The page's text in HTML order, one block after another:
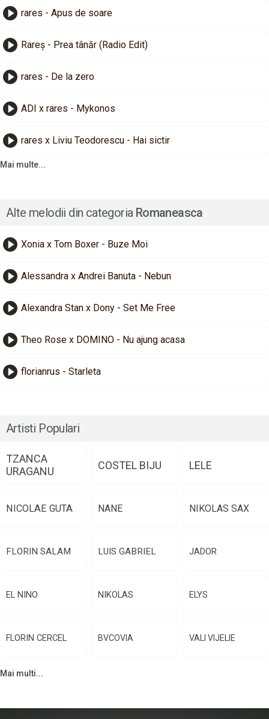
rares - Apus de soare
Rareș - Prea tânăr (Radio Edit)
rares - De la zero
ADI x rares - Mykonos
rares x Liviu Teodorescu - Hai sictir
Mai multe...
Alte melodii din categoria Romaneasca
Xonia x Tom Boxer - Buze Moi
Alessandra x Andrei Banuta - Nebun
Alexandra Stan x Dony - Set Me Free
Theo Rose x DOMINO - Nu ajung acasa
florianrus - Starleta
Artisti Populari
TZANCA
URAGANU
COSTEL BIJU LELE
NICOLAE GUTA NANE NIKOLAS SAX
FLORIN SALAM LUIS GABRIEL JADOR
EL NINO NIKOLAS ELYS
FLORIN CERCEL BVCOVIA VALI VIJELIE
Mai multi...